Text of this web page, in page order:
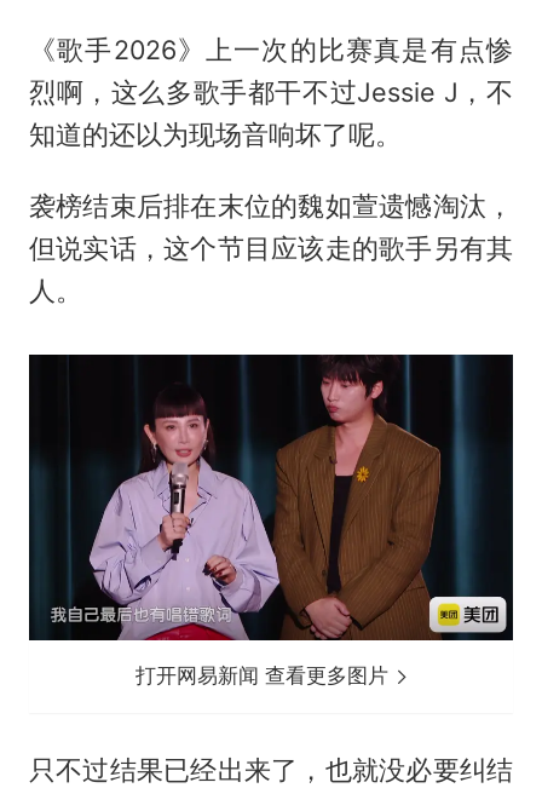
《歌手2026》上一次的比赛真是有点惨
烈啊，这么多歌手都干不过Jessie J，不
知道的还以为现场音响坏了呢。
袭榜结束后排在末位的魏如萱遗憾淘汰，
但说实话，这个节目应该走的歌手另有其
人。
打开网易新闻 查看更多图片
只不过结果已经出来了，也就没必要纠结